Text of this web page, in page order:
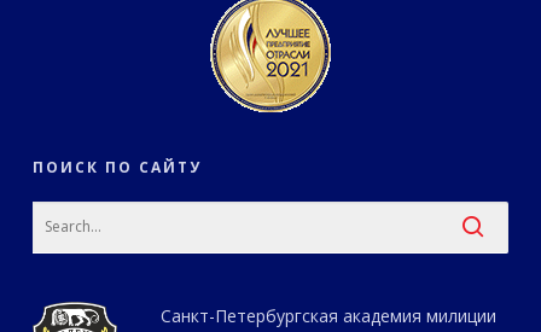
ПОИСК ПО САЙТУ
Санкт-Петербургская академия милиции